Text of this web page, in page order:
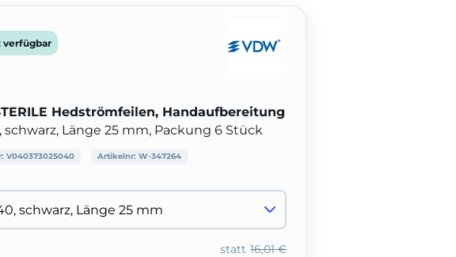
verfügbar
Hedströmfeilen, Handaufbereitung
schwarz, Länge 25 mm, Packung 6 Stück
V040373025040 Artikelnr: W-347264
16,01 €
statt